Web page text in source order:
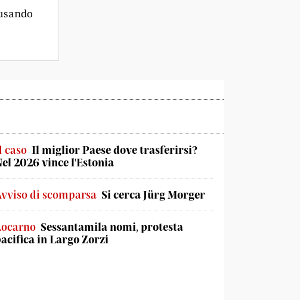
caso Il miglior Paese dove trasferirsi?
2026 vince l'Estonia
di scomparsa Si cerca Jürg Morger
Sessantamila nomi, protesta
in Largo Zorzi